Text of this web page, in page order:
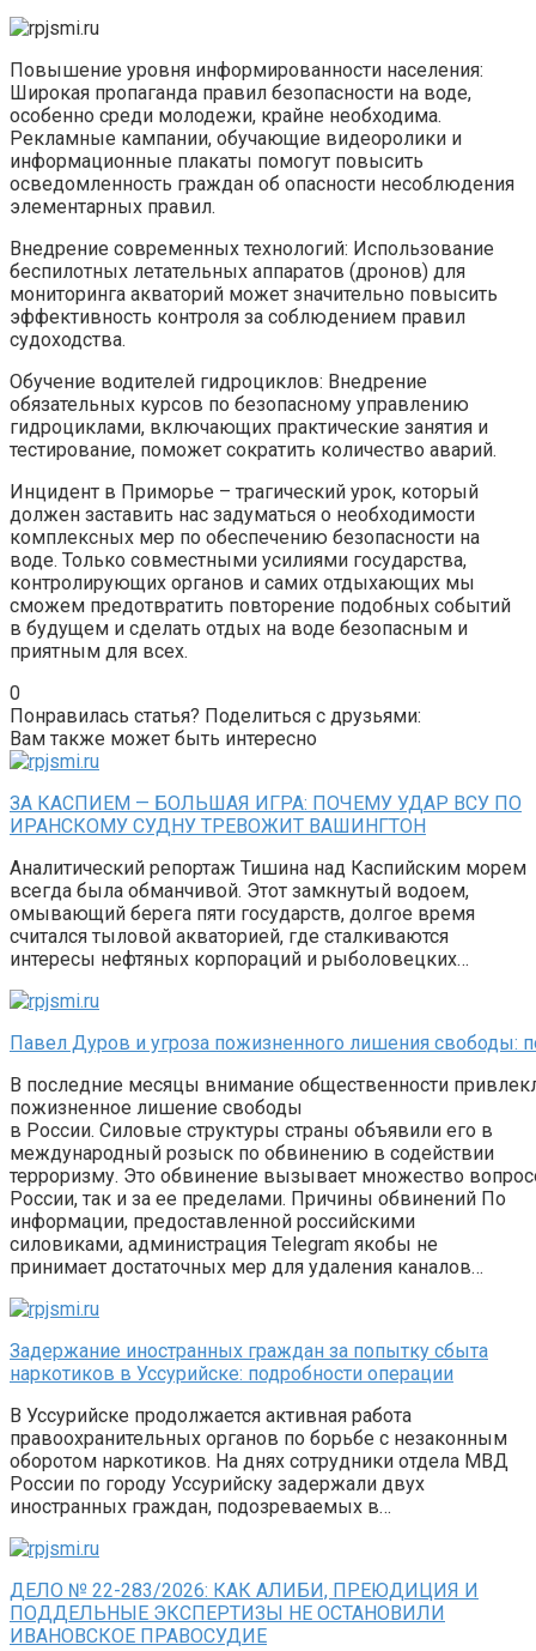
Повышение уровня информированности населения:
Широкая пропаганда правил безопасности на воде,
особенно среди молодежи, крайне необходима.
Рекламные кампании, обучающие видеоролики и
информационные плакаты помогут повысить
осведомленность граждан об опасности несоблюдения
элементарных правил.
Внедрение современных технологий: Использование
беспилотных летательных аппаратов (дронов) для
мониторинга акваторий может значительно повысить
эффективность контроля за соблюдением правил
судоходства.
Обучение водителей гидроциклов: Внедрение
обязательных курсов по безопасному управлению
гидроциклами, включающих практические занятия и
тестирование, поможет сократить количество аварий.
Инцидент в Приморье – трагический урок, который
должен заставить нас задуматься о необходимости
комплексных мер по обеспечению безопасности на
воде. Только совместными усилиями государства,
контролирующих органов и самих отдыхающих мы
сможем предотвратить повторение подобных событий
в будущем и сделать отдых на воде безопасным и
приятным для всех.
0
Понравилась статья? Поделиться с друзьями:
Вам также может быть интересно
ЗА КАСПИЕМ — БОЛЬШАЯ ИГРА: ПОЧЕМУ УДАР ВСУ ПО
ИРАНСКОМУ СУДНУ ТРЕВОЖИТ ВАШИНГТОН
Аналитический репортаж Тишина над Каспийским морем
всегда была обманчивой. Этот замкнутый водоем,
омывающий берега пяти государств, долгое время
считался тыловой акваторией, где сталкиваются
интересы нефтяных корпораций и рыболовецких…
Павел Дуров и угроза пожизненного лишения свободы:
В последние месяцы внимание общественности
пожизненное лишение свободы
в России. Силовые структуры страны объявили его в
международный розыск по обвинению в содействии
терроризму. Это обвинение вызывает множество
России, так и за ее пределами. Причины обвинений По
информации, предоставленной российскими
силовиками, администрация Telegram якобы не
принимает достаточных мер для удаления каналов…
Задержание иностранных граждан за попытку сбыта
наркотиков в Уссурийске: подробности операции
В Уссурийске продолжается активная работа
правоохранительных органов по борьбе с незаконным
оборотом наркотиков. На днях сотрудники отдела МВД
России по городу Уссурийску задержали двух
иностранных граждан, подозреваемых в…
ДЕЛО № 22-283/2026: КАК АЛИБИ, ПРЕЮДИЦИЯ И
ПОДДЕЛЬНЫЕ ЭКСПЕРТИЗЫ НЕ ОСТАНОВИЛИ
ИВАНОВСКОЕ ПРАВОСУДИЕ